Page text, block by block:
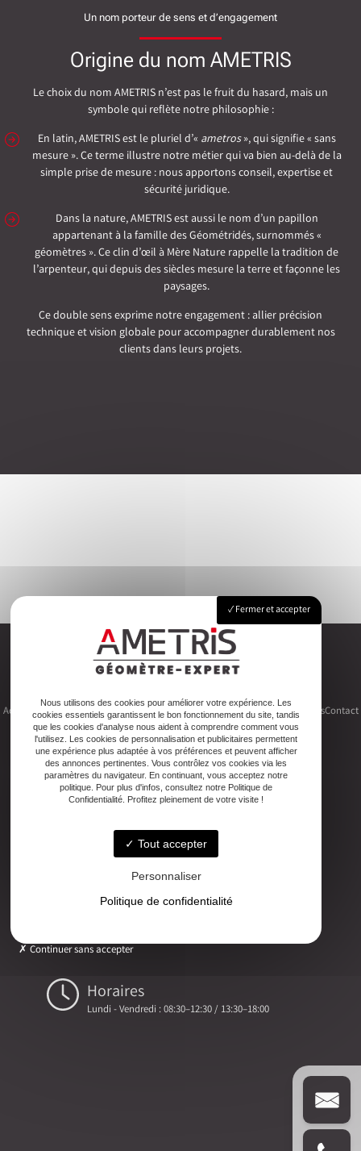
Un nom porteur de sens et d’engagement
Origine du nom AMETRIS
Le choix du nom AMETRIS n’est pas le fruit du hasard, mais un
symbole qui reflète notre philosophie :
En latin, AMETRIS est le pluriel d’« ametros», qui signifie « sans
mesure ». Ce terme illustre notre métier qui va bien au-delà de la
simple prise de mesure : nous apportons conseil, expertise et
sécurité juridique.
Dans la nature, AMETRIS est aussi le nom d’un papillon
appartenant à la famille des Géométridés, surnommés «
géomètres ». Ce clin d’œil à Mère Nature rappelle la tradition de
l’arpenteur, qui depuis des siècles mesure la terre et façonne les
paysages.
Ce double sens exprime notre engagement : allier précision
technique et vision globale pour accompagner durablement nos
clients dans leurs projets.
AccueilLe cabinetFoncierUrbanismeCopropriétéTopographieAutres activitésContact
Adresse
2ter Cour Xavier Moreau, 33720 Podensac
Téléphone
05 56 27 26 08
Horaires
Lundi - Vendredi : 08:30–12:30 / 13:30–18:00
Fermer et accepter
Nous utilisons des cookies pour améliorer votre expérience. Les
cookies essentiels garantissent le bon fonctionnement du site, tandis
que les cookies d'analyse nous aident à comprendre comment vous
l'utilisez. Les cookies de personnalisation et publicitaires permettent
une expérience plus adaptée à vos préférences et peuvent afficher
des annonces pertinentes. Vous contrôlez vos cookies via les
paramètres du navigateur. En continuant, vous acceptez notre
politique. Pour plus d'infos, consultez notre Politique de
Confidentialité. Profitez pleinement de votre visite !
Tout accepter
Personnaliser
Politique de confidentialité
Continuer sans accepter